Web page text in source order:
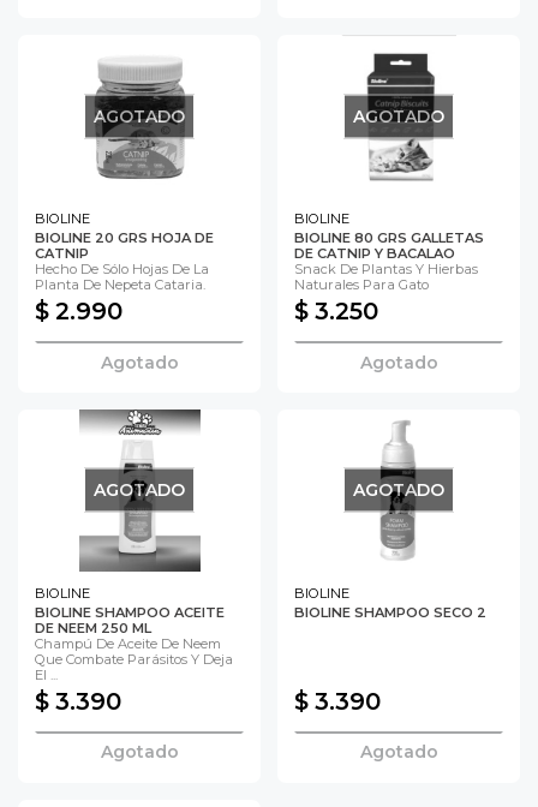
AGOTADO
BIOLINE
BIOLINE 20 GRS HOJA DE
CATNIP
Hecho De Sólo Hojas De La
Planta De Nepeta Cataria.
$ 2.990
Agotado
AGOTADO
BIOLINE
BIOLINE 80 GRS GALLETAS
DE CATNIP Y BACALAO
Snack De Plantas Y Hierbas
Naturales Para Gato
$ 3.250
Agotado
AGOTADO
BIOLINE
BIOLINE SHAMPOO ACEITE
DE NEEM 250 ML
Champú De Aceite De Neem
Que Combate Parásitos Y Deja
El ...
$ 3.390
Agotado
AGOTADO
BIOLINE
BIOLINE SHAMPOO SECO 2
$ 3.390
Agotado